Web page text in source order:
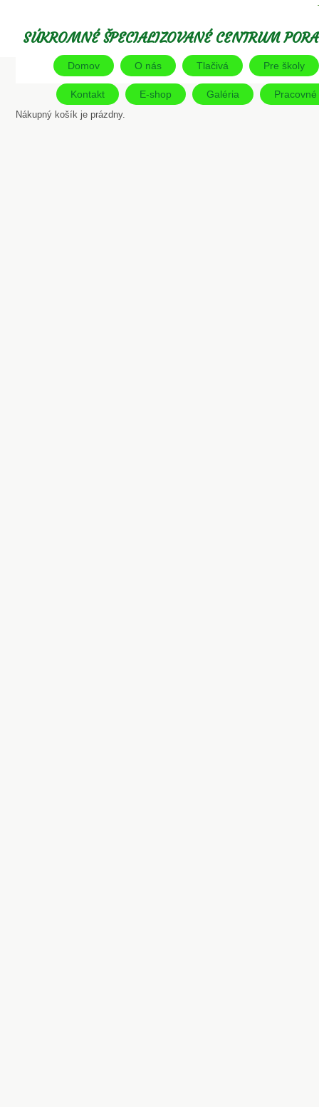
SÚKROMNÉ ŠPECIALIZOVANÉ CENTRUM
Domov O nás Tlačivá Pre školy
Kontakt E-shop Galéria
Nákupný košík je prázdny.